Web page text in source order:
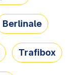
Berlinale
Trafibox